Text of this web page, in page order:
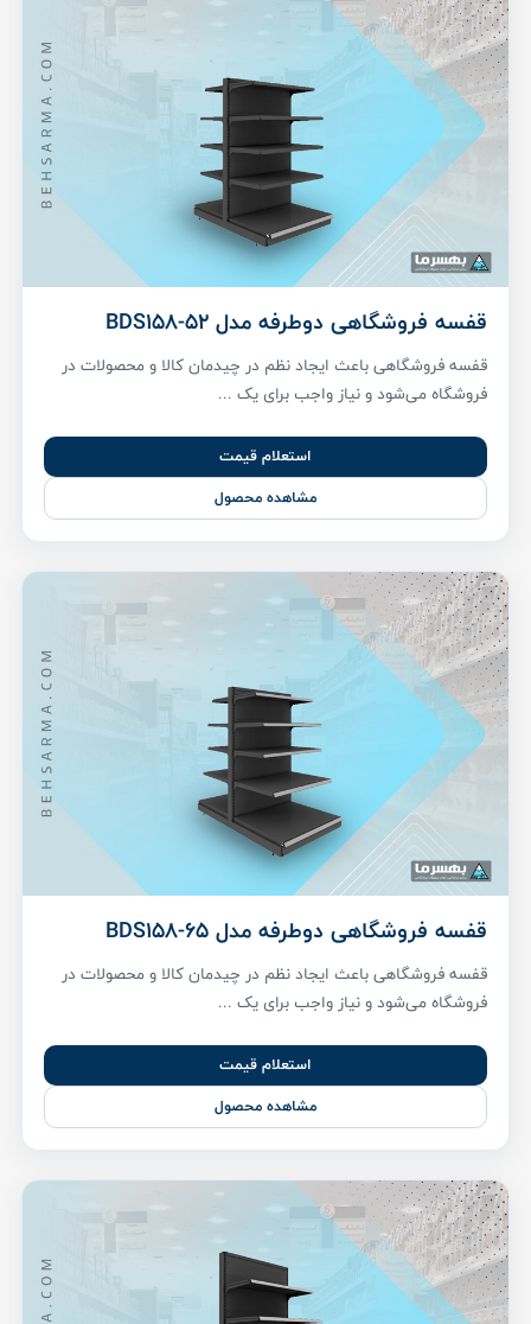
قفسه فروشگاهی دوطرفه مدل BDS158-52
قفسه فروشگاهی باعث ایجاد نظم در چیدمان کالا و محصولات در
فروشگاه می‌شود و نیاز واجب برای یک ...
استعلام قیمت
مشاهده محصول
قفسه فروشگاهی دوطرفه مدل BDS158-65
قفسه فروشگاهی باعث ایجاد نظم در چیدمان کالا و محصولات در
فروشگاه می‌شود و نیاز واجب برای یک ...
استعلام قیمت
مشاهده محصول